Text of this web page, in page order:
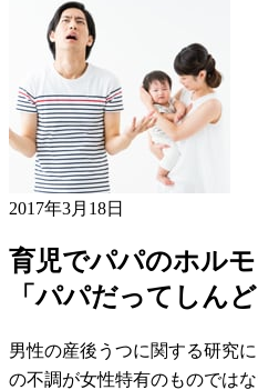
2017年3月18日
育児でパパのホル
「パパだってしん
男性の産後うつに関する研究
の不調が女性特有のものでは